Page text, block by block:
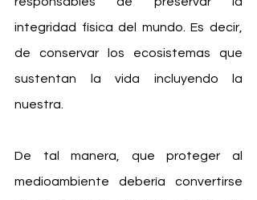
integridad física del mundo. Es decir,
de conservar los ecosistemas que
sustentan la vida incluyendo la
nuestra.
De tal manera, que proteger al
medioambiente debería convertirse